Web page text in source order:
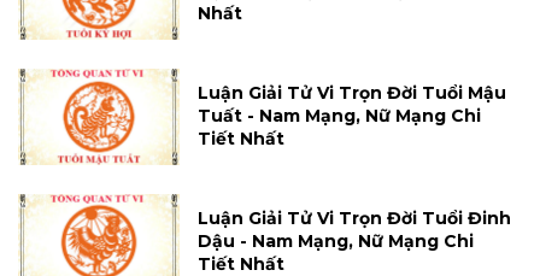
Nhất
Luận Giải Tử Vi Trọn Đời Tuổi Mậu
Tuất - Nam Mạng, Nữ Mạng Chi
Tiết Nhất
Luận Giải Tử Vi Trọn Đời Tuổi Đinh
Dậu - Nam Mạng, Nữ Mạng Chi
Tiết Nhất